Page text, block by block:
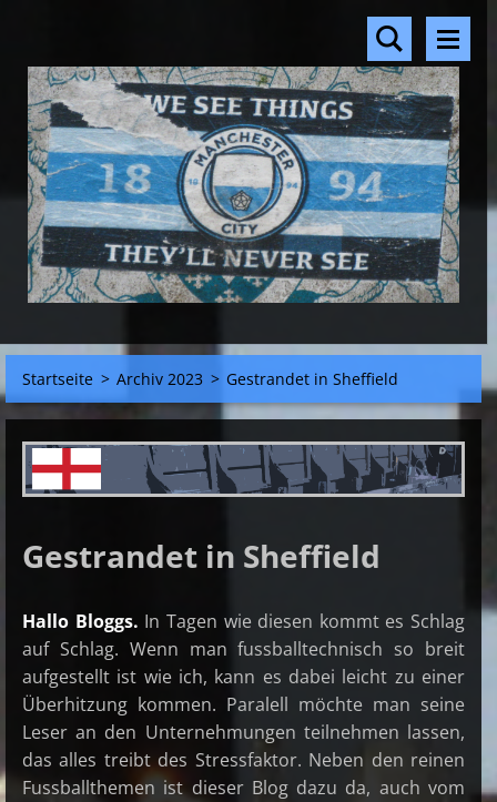
Startseite > Archiv 2023 > Gestrandet in Sheffield
Gestrandet in Sheffield
Hallo Bloggs. In Tagen wie diesen kommt es Schlag
auf Schlag. Wenn man fussballtechnisch so breit
aufgestellt ist wie ich, kann es dabei leicht zu einer
Überhitzung kommen. Paralell möchte man seine
Leser an den Unternehmungen teilnehmen lassen,
das alles treibt des Stressfaktor. Neben den reinen
Fussballthemen ist dieser Blog dazu da, auch vom